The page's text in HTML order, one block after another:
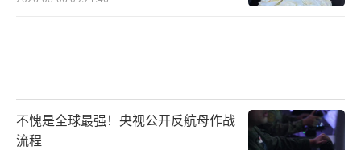
不愧是全球最强！央视公开反航母作战
流程